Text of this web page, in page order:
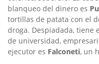
blanqueo del dinero es
tortillas de patata con el
droga. Despiadada, tiene
de universidad,
ejecutor es Falconeti, un